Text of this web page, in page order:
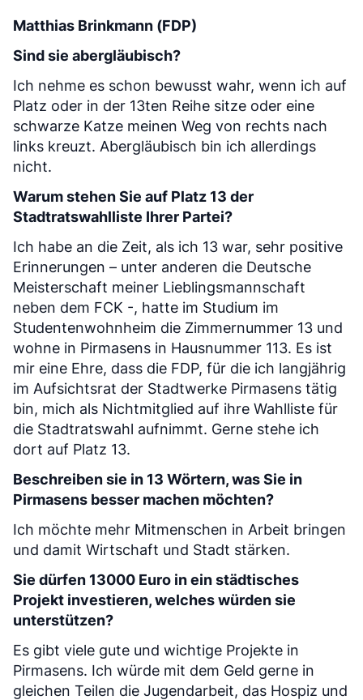
Matthias Brinkmann (FDP)
Sind sie abergläubisch?
Ich nehme es schon bewusst wahr, wenn ich auf
Platz oder in der 13ten Reihe sitze oder eine
schwarze Katze meinen Weg von rechts nach
links kreuzt. Abergläubisch bin ich allerdings
nicht.
Warum stehen Sie auf Platz 13 der
Stadtratswahlliste Ihrer Partei?
Ich habe an die Zeit, als ich 13 war, sehr positive
Erinnerungen – unter anderen die Deutsche
Meisterschaft meiner Lieblingsmannschaft
neben dem FCK -, hatte im Studium im
Studentenwohnheim die Zimmernummer 13 und
wohne in Pirmasens in Hausnummer 113. Es ist
mir eine Ehre, dass die FDP, für die ich langjährig
im Aufsichtsrat der Stadtwerke Pirmasens tätig
bin, mich als Nichtmitglied auf ihre Wahlliste für
die Stadtratswahl aufnimmt. Gerne stehe ich
dort auf Platz 13.
Beschreiben sie in 13 Wörtern, was Sie in
Pirmasens besser machen möchten?
Ich möchte mehr Mitmenschen in Arbeit bringen
und damit Wirtschaft und Stadt stärken.
Sie dürfen 13000 Euro in ein städtisches
Projekt investieren, welches würden sie
unterstützen?
Es gibt viele gute und wichtige Projekte in
Pirmasens. Ich würde mit dem Geld gerne in
gleichen Teilen die Jugendarbeit, das Hospiz und